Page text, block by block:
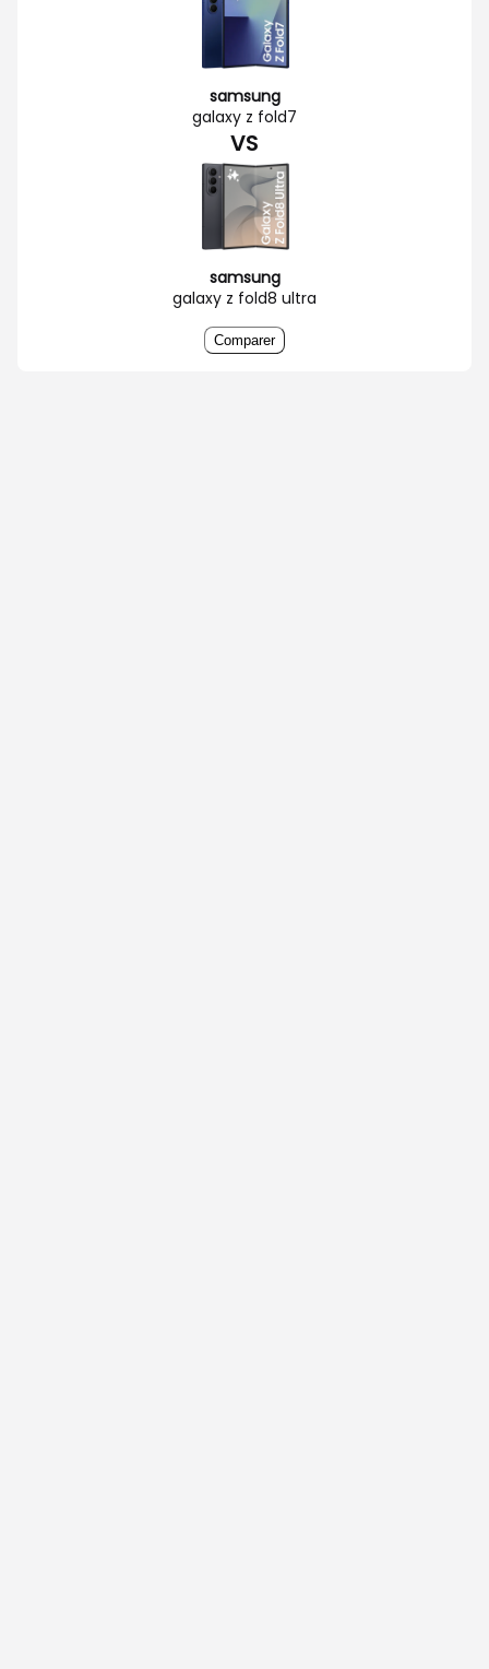
samsung
galaxy z fold7
VS
samsung
galaxy z fold8 ultra
Comparer